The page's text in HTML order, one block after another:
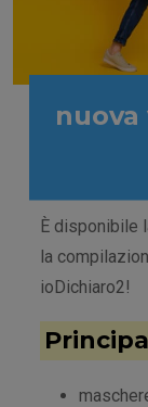
nuova
È disponibile
la
ioDichiaro2!